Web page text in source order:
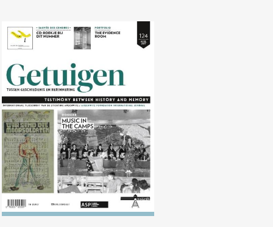
Nr. 124 (04/2017) Muziek in de
kampen